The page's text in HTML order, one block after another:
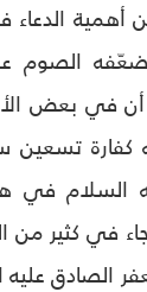
الدعاء
الصوم
مع أن في بعض
تسعين
السلام في
في كثير من
الصادق